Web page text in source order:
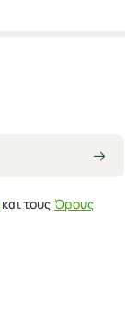
και τουςΌρους